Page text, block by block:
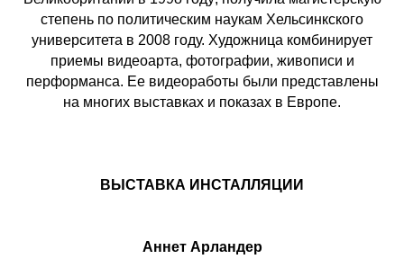
степень по политическим наукам Хельсинкского
университета в 2008 году. Художница комбинирует
приемы видеоарта, фотографии, живописи и
перформанса. Ее видеоработы были представлены
на многих выставках и показах в Европе.
ВЫСТАВКА ИНСТАЛЛЯЦИИ
Аннет Арландер